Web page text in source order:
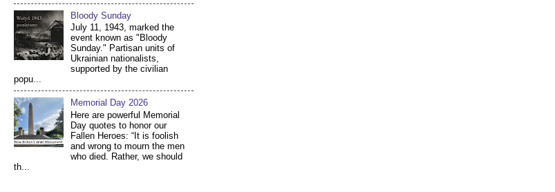
Bloody Sunday
July 11, 1943, marked the
event known as "Bloody
Sunday." Partisan units of
Ukrainian nationalists,
supported by the civilian
popu...
Memorial Day 2026
Here are powerful Memorial
Day quotes to honor our
Fallen Heroes: “It is foolish
and wrong to mourn the men
who died. Rather, we should
th...